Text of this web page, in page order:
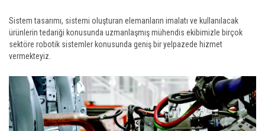
Sistem tasarımı, sistemi oluşturan elemanların imalatı ve kullanılacak
ürünlerin tedariği konusunda uzmanlaşmış mühendis ekibimizle birçok
sektöre robotik sistemler konusunda geniş bir yelpazede hizmet
vermekteyiz.